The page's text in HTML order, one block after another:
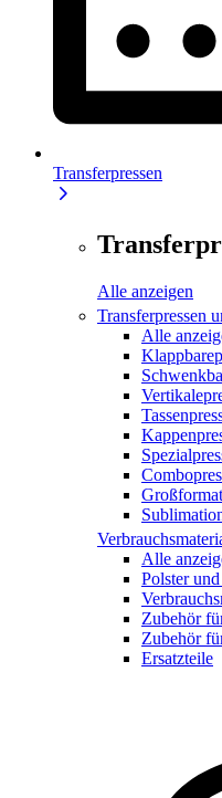
Transferpressen
Alle anzeigen
Transferpressen
Alle
Alle
Polster
Zubehör
Zubehör
Ersatzteile